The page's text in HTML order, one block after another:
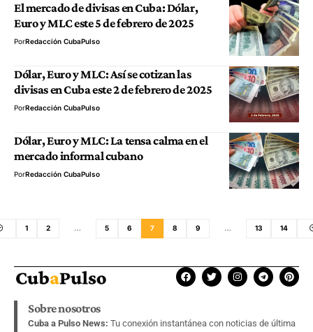
El mercado de divisas en Cuba: Dólar,
Euro y MLC este 5 de febrero de 2025
PorRedacción CubaPulso
Dólar, Euro y MLC: Así se cotizan las
divisas en Cuba este 2 de febrero de 2025
PorRedacción CubaPulso
Dólar, Euro y MLC: La tensa calma en el
mercado informal cubano
PorRedacción CubaPulso
1 2 … 5 6 7 8 9 … 13 14
Sobre nosotros
Cuba a Pulso News: Tu conexión instantánea con noticias de última